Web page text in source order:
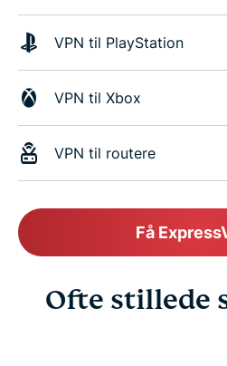
VPN til PlayStation
VPN til Xbox
VPN til routere
Få
Ofte stillede